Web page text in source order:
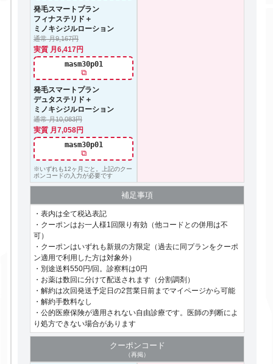
発毛スマートプラン
フィナステリド＋
ミノキシジルローション
通常 月9,167円
実質 月6,417円
masm30p01
⧉
発毛スマートプラン
デュタステリド＋
ミノキシジルローション
通常 月10,083円
実質 月7,058円
masm30p01
⧉
※いずれも12ヶ月ごと。上記のクー
ポンコードの入力が必要です
補足事項
・表内は全て税込表記
・クーポンはお一人様1回限り有効（他コードとの併用は不
可）
・クーポンはいずれも新規の方限定（過去に同プランをクーポ
ン適用で利用した方は対象外）
・別途送料550円/回。診察料は0円
・お薬は数回に分けて配送されます（分割調剤）
・解約は次回発送予定日の2営業日前までマイページから可能
・解約手数料なし
・公的医療保険が適用されない自由診療です。医師の判断によ
り処方できない場合があります
クーポン コード
（再掲）